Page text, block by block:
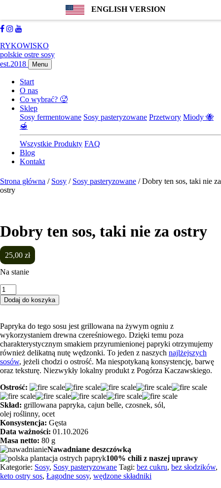
ENGLISH VERSION
biuro@farmachili.pl
Facebook
Instagram
RYKOWISKO
polskie ostre sosy
est.2018
Menu
Start
O nas
Co wybrać? 🥵
Sklep
Sosy fermentowane Sosy pasteryzowane Przetwory Miody 🐝
🍯
Wszystkie Produkty FAQ
Blog
Kontakt
Strona główna / Sosy / Sosy pasteryzowane / Dobry ten sos, taki nie za
ostry
Dobry ten sos, taki nie za ostry
25,00 zł
Na stanie
ilość
Dobry
ten
taki
nie
za
ostry
Dodaj do koszyka
Papryka do tego sosu jest grillowana na żywym ogniu z
wykorzystaniem drewna czereśniowego. Dzięki temu poza
charakterystycznym smakiem przyrumienionej papryki otrzymujemy
również delikatną nutę wędzonki. To jeden z naszych najlżejszych
sosów, jeżeli chodzi o ostrość. Ma niespotykaną konsystencję, barwę
oraz teksturę. Niezwykły lokalny produkt z Pogórza Kaczawskiego.
Ostrość:
Skład: grillowana papryka, cajun belle, czosnek, sól,
olej roślinny, ocet
Konsystencja: Gęsta
Data ważności: 01.10.2026
Masa netto: 80 g
Nawadniane deszczówką
100% chili z naszej uprawy
Kategorie: Sosy, Sosy pasteryzowane Tagi: bez cukru, bez słodzików,
keto ostry sos, Łagodne sosy, wędzone składniki